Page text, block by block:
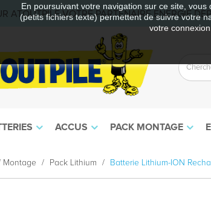
En poursuivant votre navigation sur ce site,
(petits fichiers texte) permettent de suivre votre
votre
ATOUTPILE VOTRE PARTENAIRE ENERGIE
ACCUS PACK MONTAGE
Montage Pack Lithium Batterie Lithium-ION